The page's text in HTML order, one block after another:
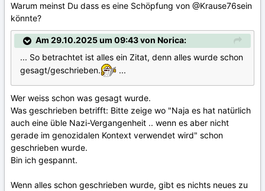
Warum meinst Du dass es eine Schöpfung von @Krause76sein
könnte?
Am 29.10.2025 um 09:43 von Norica:
... So betrachtet ist alles ein Zitat, denn alles wurde schon
gesagt/geschrieben.
...
Wer weiss schon was gesagt wurde.
Was geschrieben betrifft: Bitte zeige wo "Naja es hat natürlich
auch eine üble Nazi-Vergangenheit .. wenn es aber nicht
gerade im genozidalen Kontext verwendet wird" schon
geschrieben wurde.
Bin ich gespannt.
Wenn alles schon geschrieben wurde, gibt es nichts neues zu